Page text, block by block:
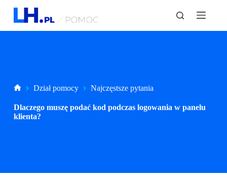
P
StronaDział pomocy Najczęstsze pytania
Dlaczego muszę podać kod podczas logowania w panelu
klienta?